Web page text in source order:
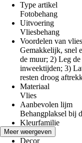
Type artikel
Fotobehang
Uitvoering
Vliesbehang
Voordelen van
Gemakkelijk, snel
de muur; 2) Leg de
inweektijden; 3)
resten droog
Materiaal
Vlies
Aanbevolen lijm
Behangplaksel bij
Kleurfamilie
Blauw
Decor
Meer weergeven